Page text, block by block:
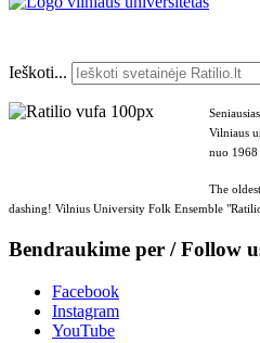
Ieškoti...
Vilniaus
nuo 1968
The
dashing! Vilnius University Folk Ensemble
Bendraukime per / Follow
Facebook
Instagram
YouTube